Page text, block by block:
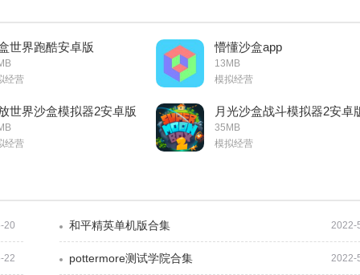
世界跑酷安卓版
经营
懵懂沙盒app
13MB
模拟经营
世界沙盒模拟器2安卓版
经营
月光沙盒战斗模拟器2安卓
35MB
模拟经营
20 和平精英单机版合集 2022-
22 pottermore测试学院合集 2022-